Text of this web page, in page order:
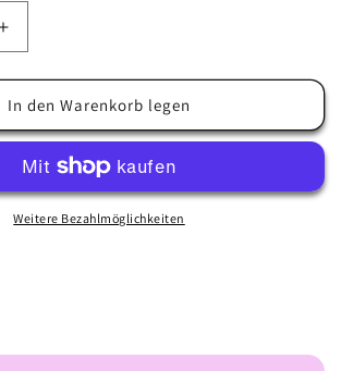
Erhöhe
die
Menge
für
Snow
Background
In den Warenkorb legen
Weitere Bezahlmöglichkeiten